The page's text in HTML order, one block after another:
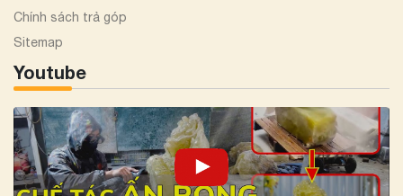
Chính sách trả góp
Sitemap
Youtube